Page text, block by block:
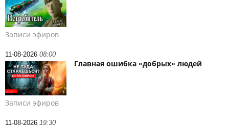
Записи эфиров
11-08-2026 08:00
Главная ошибка «добрых» людей
Записи эфиров
11-08-2026 19:30